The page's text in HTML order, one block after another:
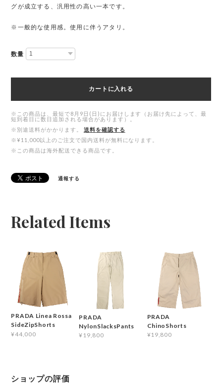
グが成立する、汎用性の高い一本です。
※一般的な使用感。使用に伴うアタリ。
数量
カートに入れる
※この商品は、最短で8月9日(日)にお届けします（お届け先によって、最
短到着日に数日追加される場合があります）。
※別途送料がかかります。
送料を確認する
※¥11,000以上のご注文で国内送料が無料になります。
※この商品は海外配送できる商品です。
通報する
Related Items
PRADA Linea Rossa
SideZipShorts
¥44,000
PRADA
NylonSlacksPants
¥19,800
PRADA
ChinoShorts
¥19,800
ショップの評価